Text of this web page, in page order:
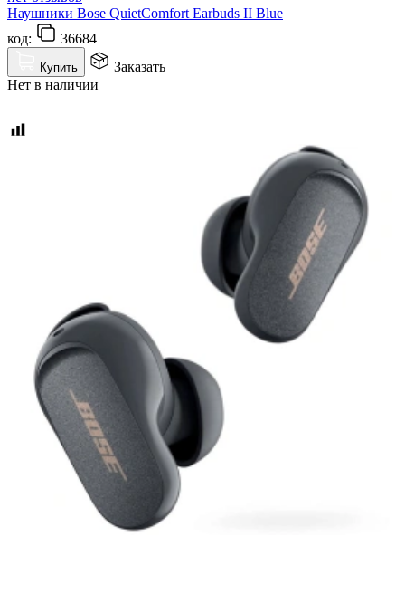
Наушники Bose QuietComfort Earbuds II Blue
код:
36684
Купить
Заказать
Нет в наличии